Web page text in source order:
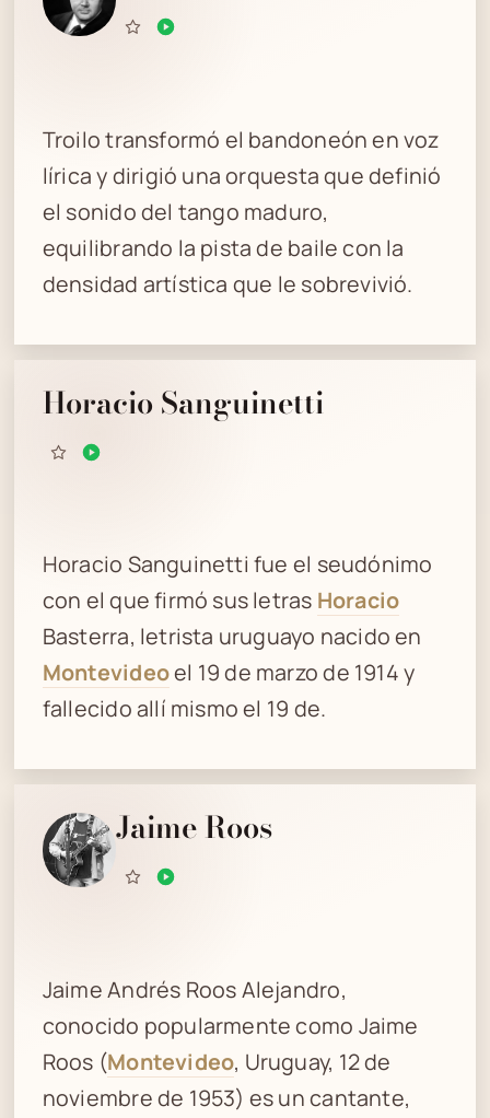
Troilo transformó el bandoneón en voz
lírica y dirigió una orquesta que definió
el sonido del tango maduro,
equilibrando la pista de baile con la
densidad artística que le sobrevivió.
Horacio Sanguinetti
Horacio Sanguinetti fue el seudónimo
con el que firmó sus letras Horacio
Basterra, letrista uruguayo nacido en
Montevideoel 19 de marzo de 1914 y
fallecido allí mismo el 19 de.
Jaime Roos
Jaime Andrés Roos Alejandro,
conocido popularmente como Jaime
Roos (Montevideo, Uruguay, 12 de
noviembre de 1953) es un cantante,